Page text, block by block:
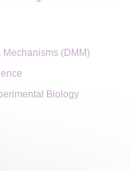
(DMM)
Biology